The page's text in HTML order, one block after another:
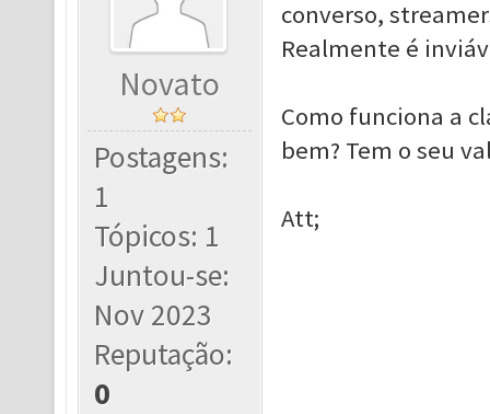
Novato
Postagens:
1
Tópicos: 1
Juntou-se:
Nov 2023
Reputação:
0
converso,
Realmente é
Como funciona a
bem? Tem o seu
Att;